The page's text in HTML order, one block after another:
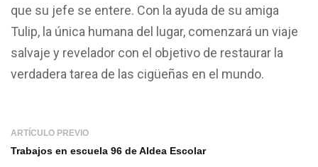
que su jefe se entere. Con la ayuda de su amiga
Tulip, la única humana del lugar, comenzará un viaje
salvaje y revelador con el objetivo de restaurar la
verdadera tarea de las cigüeñas en el mundo.
ARTÍCULO PREVIO
Trabajos en escuela 96 de Aldea Escolar